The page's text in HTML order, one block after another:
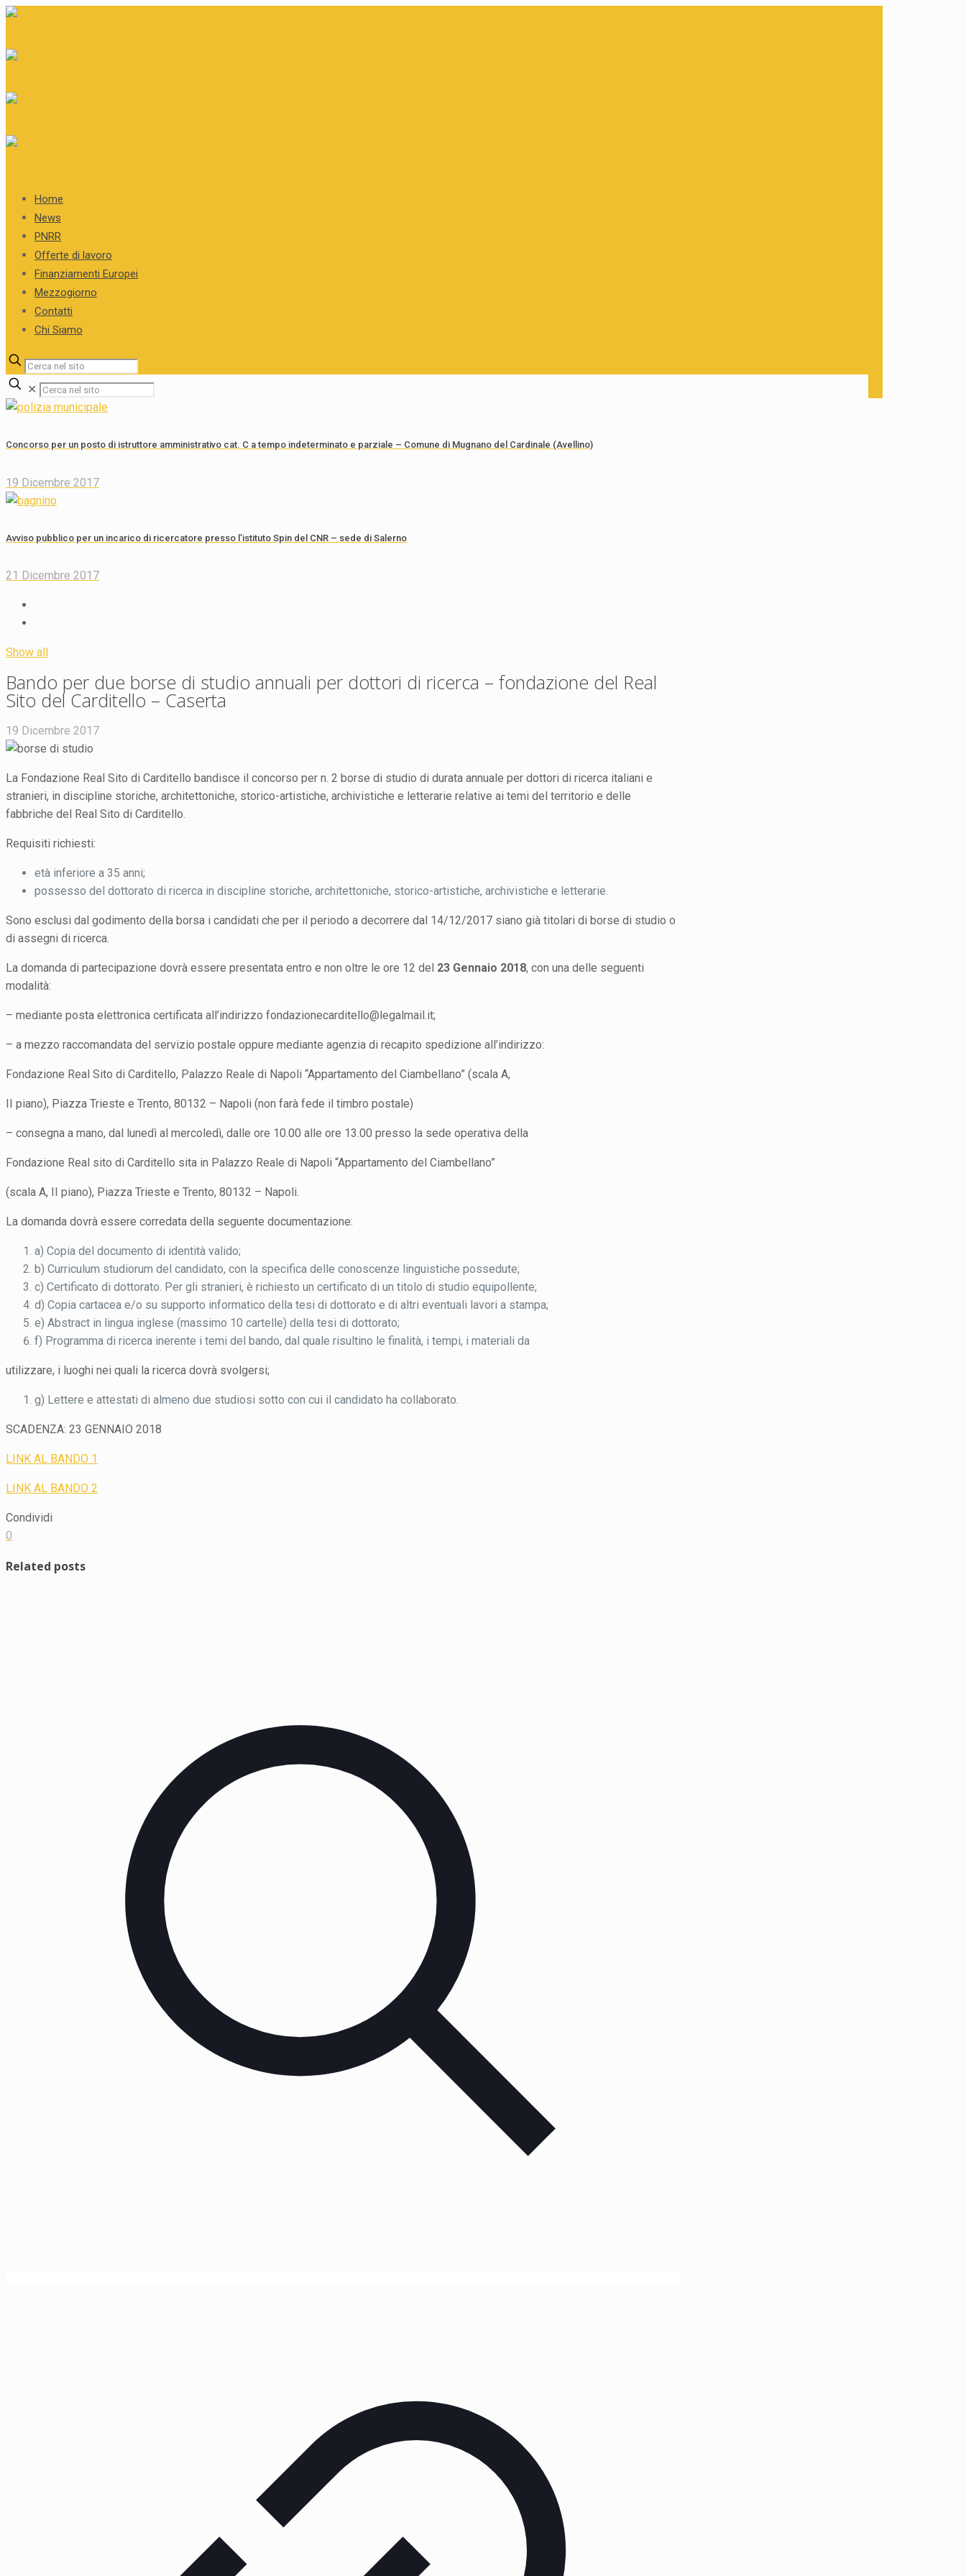
Home
News
PNRR
Offerte di lavoro
Finanziamenti Europei
Mezzogiorno
Contatti
Chi Siamo
✕
Concorso per un posto di istruttore amministrativo cat. C a tempo indeterminato e parziale – Comune di Mugnano del Cardinale (Avellino)
19 Dicembre 2017
Avviso pubblico per un incarico di ricercatore presso l’istituto Spin del CNR – sede di Salerno
21 Dicembre 2017
Show all
Bando per due borse di studio annuali per dottori di ricerca – fondazione del Real
Sito del Carditello – Caserta
19 Dicembre 2017
La Fondazione Real Sito di Carditello bandisce il concorso per n. 2 borse di studio di durata annuale per dottori di ricerca italiani e
stranieri, in discipline storiche, architettoniche, storico-artistiche, archivistiche e letterarie relative ai temi del territorio e delle
fabbriche del Real Sito di Carditello.
Requisiti richiesti:
età inferiore a 35 anni;
possesso del dottorato di ricerca in discipline storiche, architettoniche, storico-artistiche, archivistiche e letterarie.
Sono esclusi dal godimento della borsa i candidati che per il periodo a decorrere dal 14/12/2017 siano già titolari di borse di studio o
di assegni di ricerca.
La domanda di partecipazione dovrà essere presentata entro e non oltre le ore 12 del 23 Gennaio 2018, con una delle seguenti
modalità:
– mediante posta elettronica certificata all’indirizzo fondazionecarditello@legalmail.it;
– a mezzo raccomandata del servizio postale oppure mediante agenzia di recapito spedizione all’indirizzo:
Fondazione Real Sito di Carditello, Palazzo Reale di Napoli “Appartamento del Ciambellano” (scala A,
II piano), Piazza Trieste e Trento, 80132 – Napoli (non farà fede il timbro postale)
– consegna a mano, dal lunedì al mercoledì, dalle ore 10.00 alle ore 13.00 presso la sede operativa della
Fondazione Real sito di Carditello sita in Palazzo Reale di Napoli “Appartamento del Ciambellano”
(scala A, II piano), Piazza Trieste e Trento, 80132 – Napoli.
La domanda dovrà essere corredata della seguente documentazione:
a) Copia del documento di identità valido;
b) Curriculum studiorum del candidato, con la specifica delle conoscenze linguistiche possedute;
c) Certificato di dottorato. Per gli stranieri, è richiesto un certificato di un titolo di studio equipollente;
d) Copia cartacea e/o su supporto informatico della tesi di dottorato e di altri eventuali lavori a stampa;
e) Abstract in lingua inglese (massimo 10 cartelle) della tesi di dottorato;
f) Programma di ricerca inerente i temi del bando, dal quale risultino le finalità, i tempi, i materiali da
utilizzare, i luoghi nei quali la ricerca dovrà svolgersi;
g) Lettere e attestati di almeno due studiosi sotto con cui il candidato ha collaborato.
SCADENZA: 23 GENNAIO 2018
LINK AL BANDO 1
LINK AL BANDO 2
Condividi
0
Related posts